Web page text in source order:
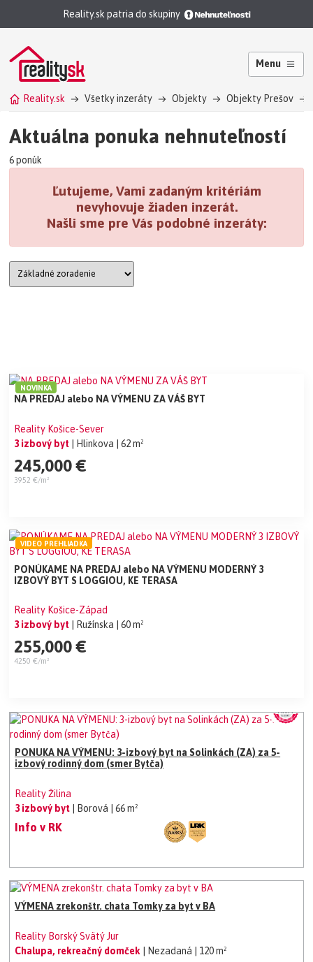
Reality.sk patria do skupiny
Menu
Reality.sk Všetky inzeráty Objekty Objekty Prešov
Aktuálna ponuka nehnuteľností
6 ponúk
Ľutujeme, Vami zadaným kritériám
nevyhovuje žiaden inzerát.
Našli sme pre Vás podobné inzeráty:
NA PREDAJ alebo NA VÝMENU ZA VÁŠ BYT
Reality Košice-Sever
3 izbový byt
| Hlinkova | 62 m²
245,000 €
3952 €/m²
NOVINKA
PONÚKAME NA PREDAJ alebo NA VÝMENU MODERNÝ 3
IZBOVÝ BYT S LOGGIOU, KE TERASA
Reality Košice-Západ
3 izbový byt
| Ružínska | 60 m²
255,000 €
4250 €/m²
VIDEO PREHLIADKA
PONUKA NA VÝMENU: 3-izbový byt na Solinkách (ZA) za 5-
izbový rodinný dom (smer Bytča)
Reality Žilina
3 izbový byt
| Borová | 66 m²
Info v RK
VÝMENA zrekonštr. chata Tomky za byt v BA
Reality Borský Svätý Jur
Chalupa, rekreačný domček
| Nezadaná | 120 m²